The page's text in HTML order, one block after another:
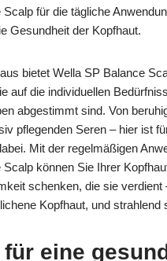
Scalp für die tägliche
Gesundheit der Kopfhaut.
bietet Wella SP Balance
auf die individuellen
abgestimmt sind. Von
pflegenden Seren – hier ist
Mit der regelmäßigen
Scalp können Sie Ihrer
schenken, die sie verdient
Kopfhaut, und strahlend
eine